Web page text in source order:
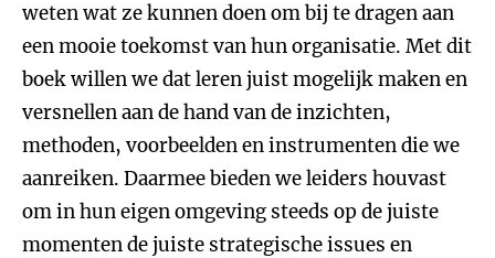
weten wat ze kunnen doen om bij te dragen aan
een mooie toekomst van hun organisatie. Met dit
boek willen we dat leren juist mogelijk maken en
versnellen aan de hand van de inzichten,
methoden, voorbeelden en instrumenten die we
aanreiken. Daarmee bieden we leiders houvast
om in hun eigen omgeving steeds op de juiste
momenten de juiste strategische issues en